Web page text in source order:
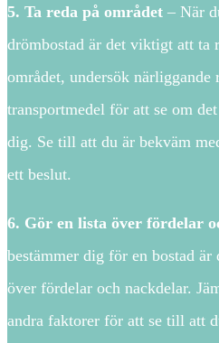
5. Ta reda på området – När
drömbostad är det viktigt att ta
området, undersök närliggande
transportmedel för att se om
dig. Se till att du är bekväm
ett beslut.
6. Gör en lista över fördelar
bestämmer dig för en bostad
över fördelar och nackdelar.
andra faktorer för att se till att